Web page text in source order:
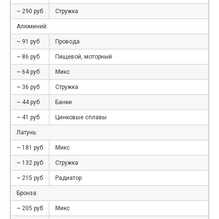
~ 290 руб Стружка
Алюминий:
~ 91 руб Провода
~ 86 руб Пищевой, моторный
~ 64 руб Микс
~ 36 руб Стружка
~ 44 руб Банки
~ 41 руб Цинковые сплавы
Латунь:
~ 181 руб Микс
~ 132 руб Стружка
~ 215 руб Радиатор
Бронза:
~ 205 руб Микс